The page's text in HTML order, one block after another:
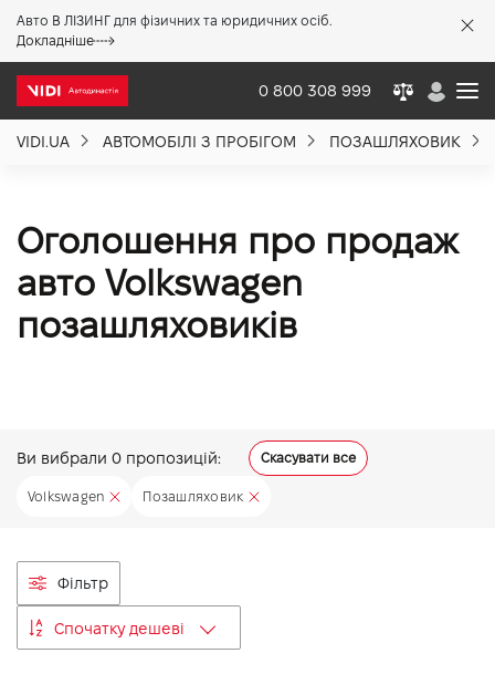
Авто В ЛІЗИНГ для фізичних та юридичних осіб.
Докладніше
0 800 308 999
VIDI.UA АВТОМОБІЛІ З ПРОБІГОМ ПОЗАШЛЯХОВИК
Оголошення про продаж
авто Volkswagen
позашляховиків
Ви вибрали 0 пропозицій: Скасувати все
Volkswagen Позашляховик
Фільтр
Спочатку дешеві
Акції %
Новини
Контакти